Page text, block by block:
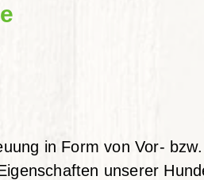
in Form von Vor- bzw.
unserer